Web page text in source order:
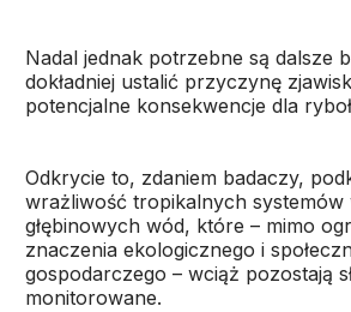
Nadal jednak potrzebne są dalsze
dokładniej ustalić przyczynę
potencjalne konsekwencje dla
Odkrycie to, zdaniem badaczy,
wrażliwość tropikalnych systemów
głębinowych wód, które – mimo
znaczenia ekologicznego i
gospodarczego – wciąż pozostają
monitorowane.